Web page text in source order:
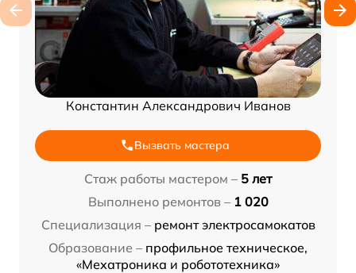
Константин Александрович Иванов
Вызвать мастера
Стаж работы мастером – 5 лет
Выполнено ремонтов – 1 020
Специализация – ремонт электросамокатов
Образование – профильное техническое,
«Мехатроника и робототехника»